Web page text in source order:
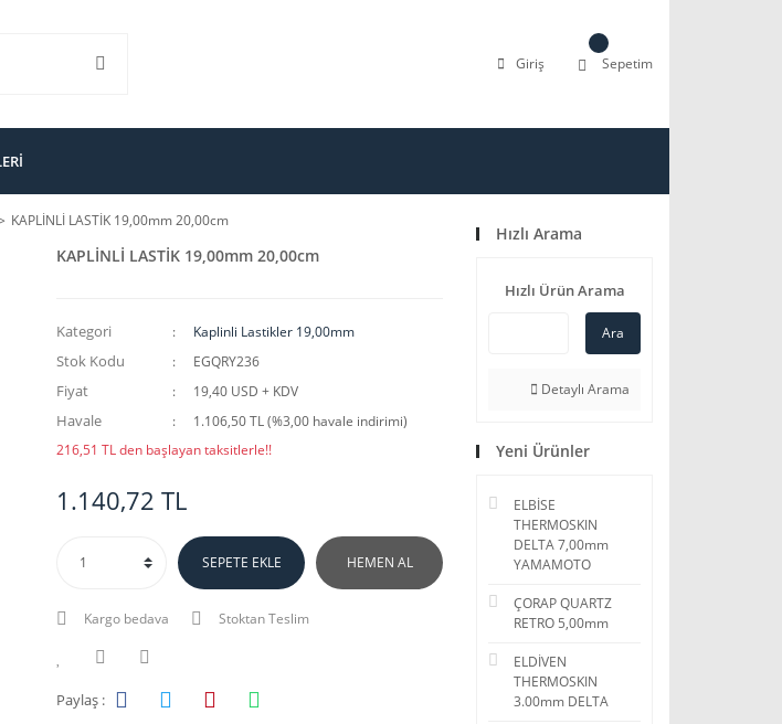
Giriş Sepetim
KAPLİNLİ LASTİK 19,00mm 20,00cm
KAPLİNLİ LASTİK 19,00mm 20,00cm
Kategori Kaplinli Lastikler 19,00mm
Stok Kodu EGQRY236
Fiyat 19,40 USD + KDV
Havale
1.106,50 TL (%3,00 havale indirimi)
216,51 TL den başlayan taksitlerle!!
1.140,72 TL
SEPETE EKLE HEMEN AL
Kargo bedava Stoktan Teslim
Paylaş :
Hızlı Arama
Hızlı Ürün Arama
Ara
Detaylı Arama
Yeni Ürünler
ELBİSE
THERMOSKIN
DELTA 7,00mm
YAMAMOTO
ÇORAP QUARTZ
RETRO 5,00mm
ELDİVEN
THERMOSKIN
3.00mm DELTA